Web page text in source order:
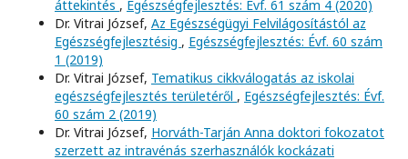
áttekintés , Egészségfejlesztés: Évf. 61 szám 4 (2020)
Dr. Vitrai József, Az Egészségügyi Felvilágosítástól az
Egészségfejlesztésig , Egészségfejlesztés: Évf. 60 szám
1 (2019)
Dr. Vitrai József, Tematikus cikkválogatás az iskolai
egészségfejlesztés területéről , Egészségfejlesztés: Évf.
60 szám 2 (2019)
Dr. Vitrai József, Horváth-Tarján Anna doktori fokozatot
szerzett az intravénás szerhasználók kockázati